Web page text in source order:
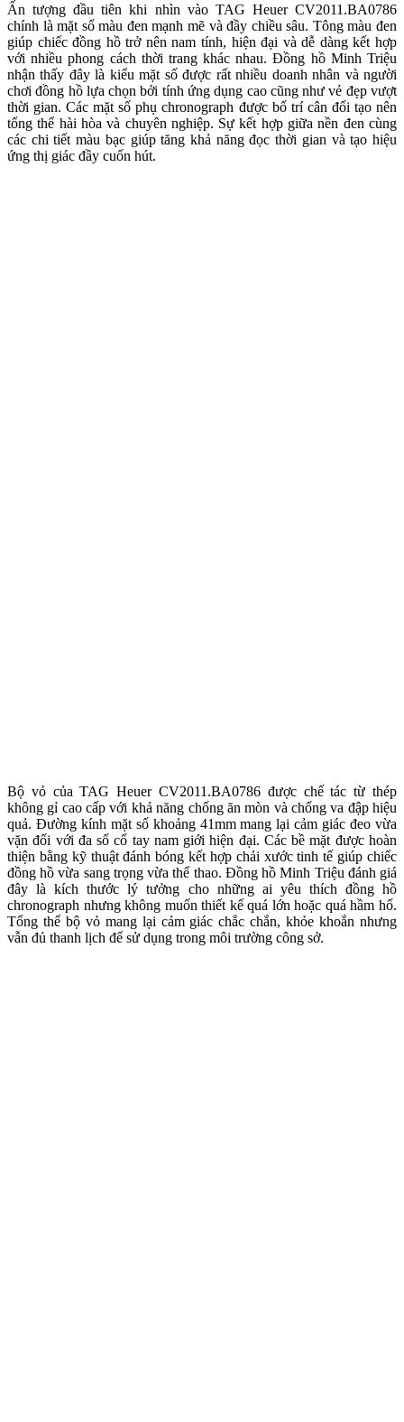
Ấn tượng đầu tiên khi nhìn vào TAG Heuer CV2011.BA0786
chính là mặt số màu đen mạnh mẽ và đầy chiều sâu. Tông màu đen
giúp chiếc đồng hồ trở nên nam tính, hiện đại và dễ dàng kết hợp
với nhiều phong cách thời trang khác nhau. Đồng hồ Minh Triệu
nhận thấy đây là kiểu mặt số được rất nhiều doanh nhân và người
chơi đồng hồ lựa chọn bởi tính ứng dụng cao cũng như vẻ đẹp vượt
thời gian. Các mặt số phụ chronograph được bố trí cân đối tạo nên
tổng thể hài hòa và chuyên nghiệp. Sự kết hợp giữa nền đen cùng
các chi tiết màu bạc giúp tăng khả năng đọc thời gian và tạo hiệu
ứng thị giác đầy cuốn hút.
Bộ vỏ của TAG Heuer CV2011.BA0786 được chế tác từ thép
không gỉ cao cấp với khả năng chống ăn mòn và chống va đập hiệu
quả. Đường kính mặt số khoảng 41mm mang lại cảm giác đeo vừa
vặn đối với đa số cổ tay nam giới hiện đại. Các bề mặt được hoàn
thiện bằng kỹ thuật đánh bóng kết hợp chải xước tinh tế giúp chiếc
đồng hồ vừa sang trọng vừa thể thao. Đồng hồ Minh Triệu đánh giá
đây là kích thước lý tưởng cho những ai yêu thích đồng hồ
chronograph nhưng không muốn thiết kế quá lớn hoặc quá hầm hố.
Tổng thể bộ vỏ mang lại cảm giác chắc chắn, khỏe khoắn nhưng
vẫn đủ thanh lịch để sử dụng trong môi trường công sở.